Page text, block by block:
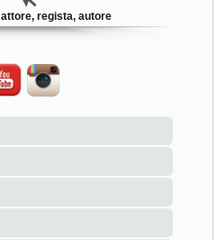
regista, autore